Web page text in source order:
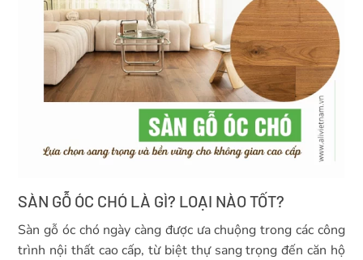
SÀN GỖ ÓC CHÓ LÀ GÌ? LOẠI NÀO TỐT?
Sàn gỗ óc chó ngày càng được ưa chuộng trong các công
trình nội thất cao cấp, từ biệt thự sang trọng đến căn hộ